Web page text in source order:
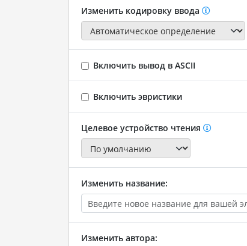
Изменить кодировку ввода
Включить вывод в ASCII
Включить эвристики
Целевое устройство чтения
Изменить название:
Изменить автора: